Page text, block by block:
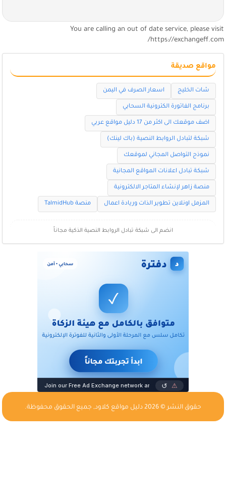
You are calling an out of date service, please visit
https://exchangeff.com/
مواقع صديقة
شات الخليج اسعار الصرف في اليمن
برنامج الفاتورة الكترونية السحابي
اضف موقعك الى اكثر من 17 دليل مواقع عربي
شبكة لتبادل الروابط النصية (باك لينك)
نموذج التواصل المجاني لموقعك
شبكة تبادل اعلانات المواقع المجانية
منصة زاهر لإنشاء المتاجر الالكترونية
المزمل اونلاين تطوير الذات وريادة اعمال منصة TalmidHub
انضم الى شبكة تبادل الروابط النصية الذكية مجاناً
حقوق النشر © 2026 دليل مواقع كلاود, جميع الحقوق محفوظة.